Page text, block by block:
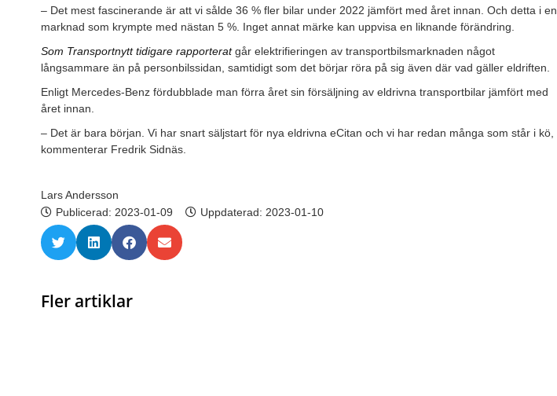
– Det mest fascinerande är att vi sålde 36 % fler bilar under 2022 jämfört med året innan. Och detta i en
marknad som krympte med nästan 5 %. Inget annat märke kan uppvisa en liknande förändring.
Som Transportnytt tidigare rapporteratgår elektrifieringen av transportbilsmarknaden något
långsammare än på personbilssidan, samtidigt som det börjar röra på sig även där vad gäller eldriften.
Enligt Mercedes-Benz fördubblade man förra året sin försäljning av eldrivna transportbilar jämfört med
året innan.
– Det är bara början. Vi har snart säljstart för nya eldrivna eCitan och vi har redan många som står i kö,
kommenterar Fredrik Sidnäs.
Lars Andersson
Publicerad: 2023-01-09 Uppdaterad: 2023-01-10
Fler artiklar